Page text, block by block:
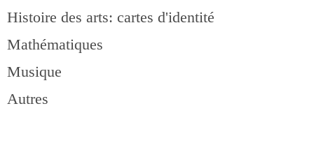
Histoire des arts: cartes d'identité
Mathématiques
Musique
Autres